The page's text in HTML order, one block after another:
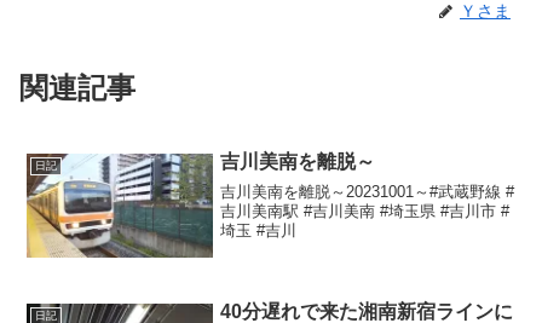
Ｙさま
関連記事
日記 吉川美南を離脱～
吉川美南を離脱～20231001～#武蔵野線 #
吉川美南駅 #吉川美南 #埼玉県 #吉川市 #
埼玉 #吉川
日記
40分遅れで来た湘南新宿ラインに